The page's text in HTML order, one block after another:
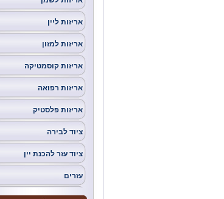
אריזות ליין
אריזות למזון
אריזות קוסמטיקה
אריזות רפואה
אריזות פלסטיק
ציוד לבירה
ציוד עזר להכנת יין
עזרים